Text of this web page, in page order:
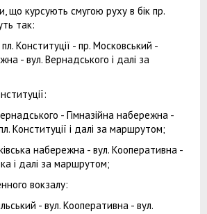
що курсують смугою руху в бік пр.
так:
Конституції - пр. Московський -
- вул. Вернадського і далі за
- Гімназійна набережна -
Конституції і далі за маршрутом;
набережна - вул. Кооперативна -
і далі за маршрутом;
вокзалу:
- вул. Кооперативна - вул.